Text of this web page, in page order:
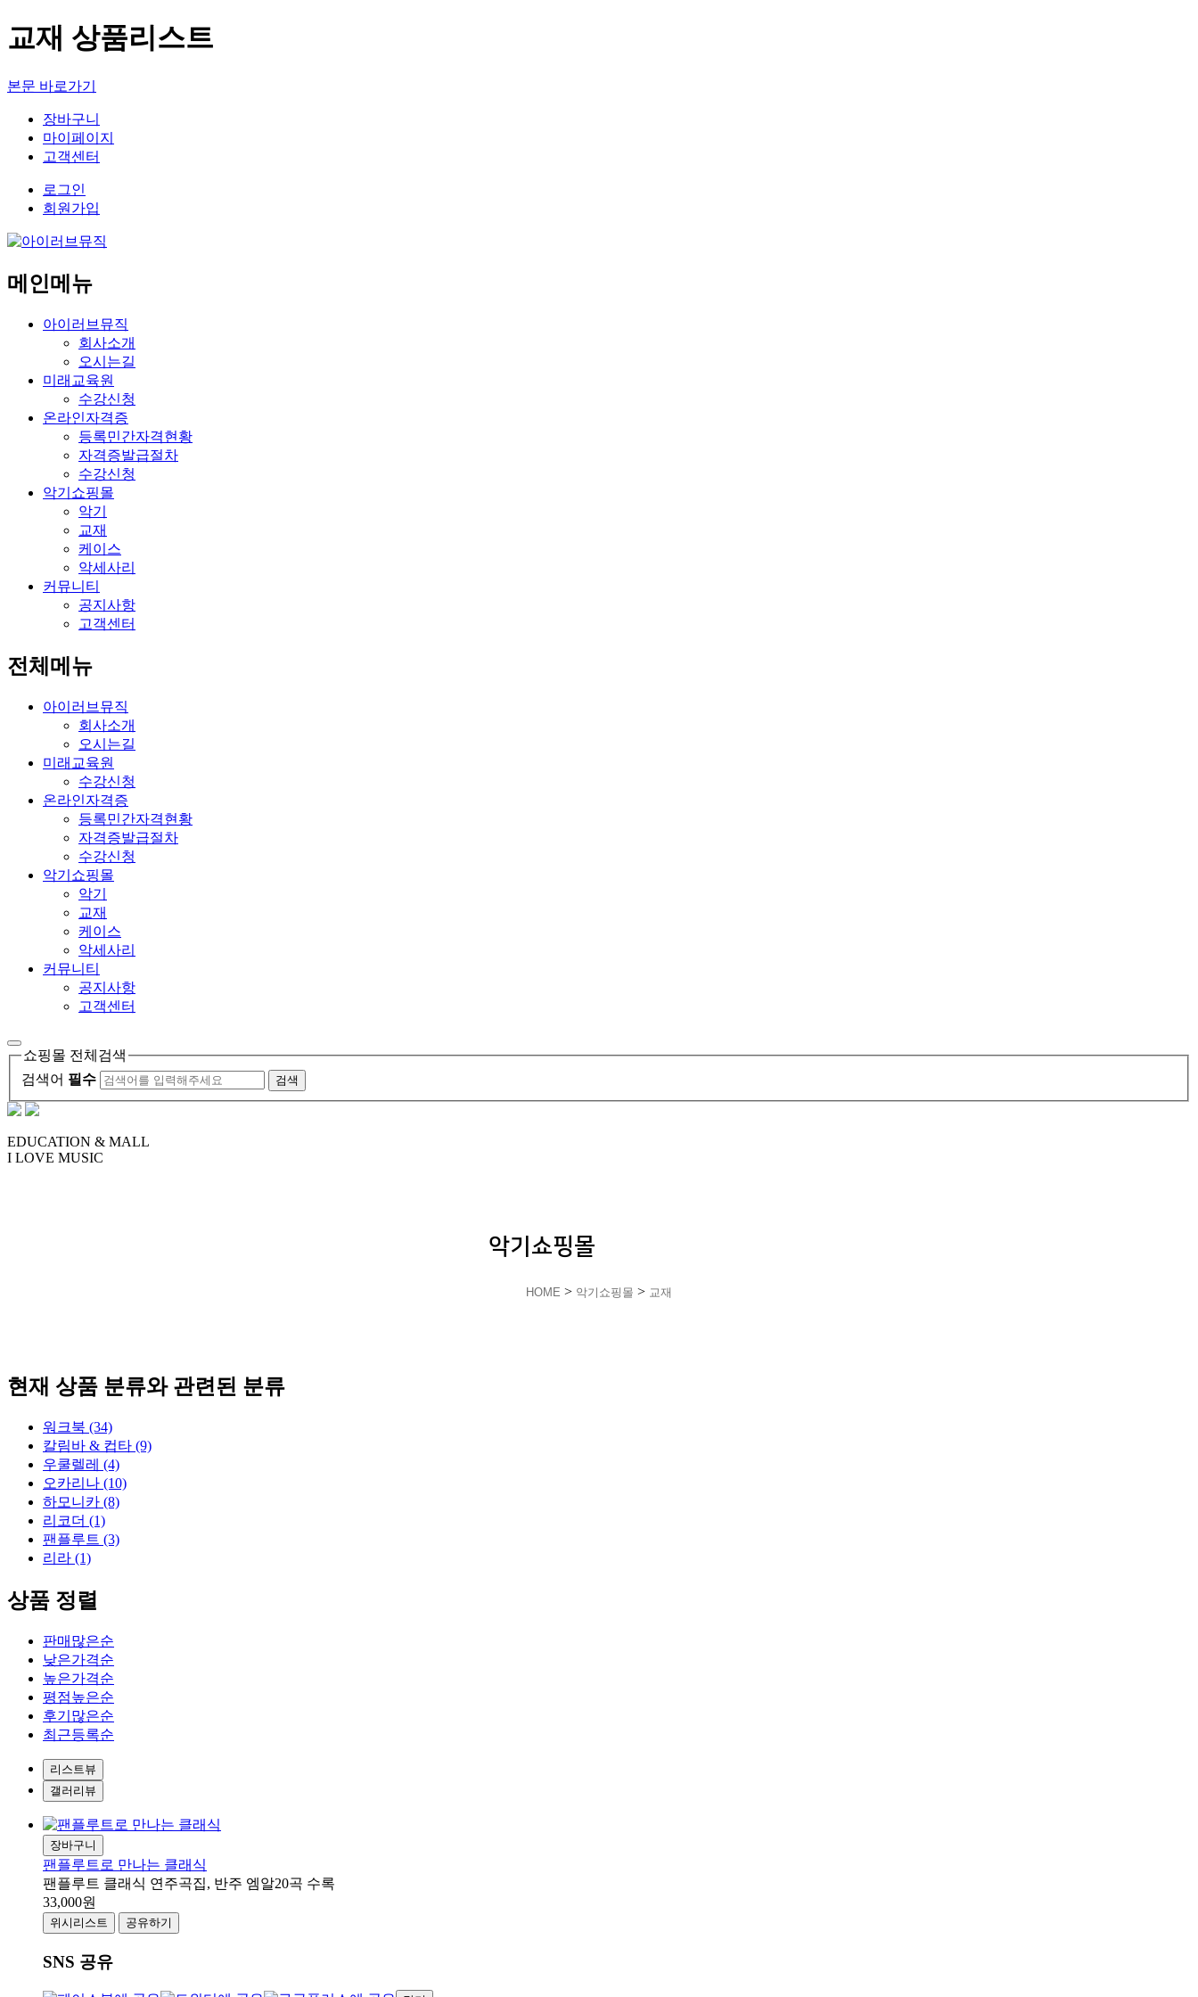
교재 상품리스트
본문 바로가기
장바구니
마이페이지
고객센터
로그인
회원가입
메인메뉴
아이러브뮤직
회사소개
오시는길
미래교육원
수강신청
온라인자격증
등록민간자격현황
자격증발급절차
수강신청
악기쇼핑몰
악기
교재
케이스
악세사리
커뮤니티
공지사항
고객센터
전체메뉴
아이러브뮤직
회사소개
오시는길
미래교육원
수강신청
온라인자격증
등록민간자격현황
자격증발급절차
수강신청
악기쇼핑몰
악기
교재
케이스
악세사리
커뮤니티
공지사항
고객센터
쇼핑몰 전체검색
검색어 필수 검색
EDUCATION & MALL
I LOVE MUSIC
악기쇼핑몰
HOME > 악기쇼핑몰 > 교재
현재 상품 분류와 관련된 분류
워크북 (34)
칼림바 & 컵타 (9)
우쿨렐레 (4)
오카리나 (10)
하모니카 (8)
리코더 (1)
팬플루트 (3)
리라 (1)
상품 정렬
판매많은순
낮은가격순
높은가격순
평점높은순
후기많은순
최근등록순
리스트뷰
갤러리뷰
장바구니
팬플루트로 만나는 클래식
팬플루트 클래식 연주곡집, 반주 엠알20곡 수록
33,000원
위시리스트 공유하기
SNS 공유